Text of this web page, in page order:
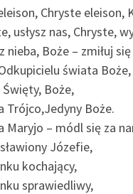
Chryste eleison,
usłysz nas, Chryste,
nieba, Boże – zmiłuj
świata Boże,
Święty, Boże,
Trójco,Jedyny Boże.
Maryjo – módl się za
Józefie,
kochający,
sprawiedliwy,